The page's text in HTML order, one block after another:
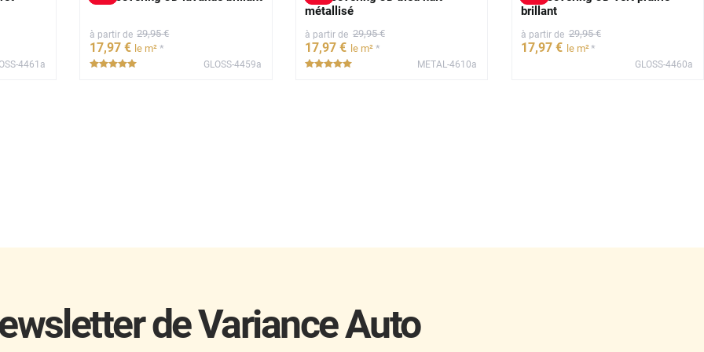
4461a
à partir de 29,95 €
17,97 € le m² *
***** GLOSS-4459a
métallisé
à partir de 29,95 €
17,97 € le m² *
METAL-4610a
brillant
à partir de 29,95 €
17,97 € le m²*
GLOSS-4460a
de Variance Auto